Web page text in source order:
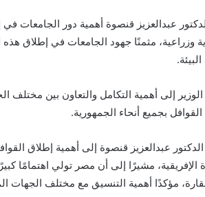
عبدالعزيز قنصوة أهمية دور الجامعات
وزراعية، مثمنًا جهود الجامعات في إطلاق
إلى أهمية التكامل والتعاون بين مختلف
بجميع أنحاء الجمهورية.
عبدالعزيز قنصوة إلى أهمية إطلاق
الإفريقية، مشيرًا إلى أن مصر تولي اهتمامًا
مؤكدًا أهمية التنسيق مع مختلف الجهات